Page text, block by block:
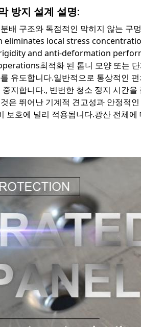
방지 설계 설명:
배 구조와 독점적인 막히지 않는 구
eliminates local stress
and anti-deformation
최적화 된 톱니 모양 또는 단
유도합니다.일반적으로 통상적인
지합니다., 빈번한 청소 정지 시간
은 뛰어난 기계적 견고성과 안정적
보호에 널리 적용됩니다.광산 전체